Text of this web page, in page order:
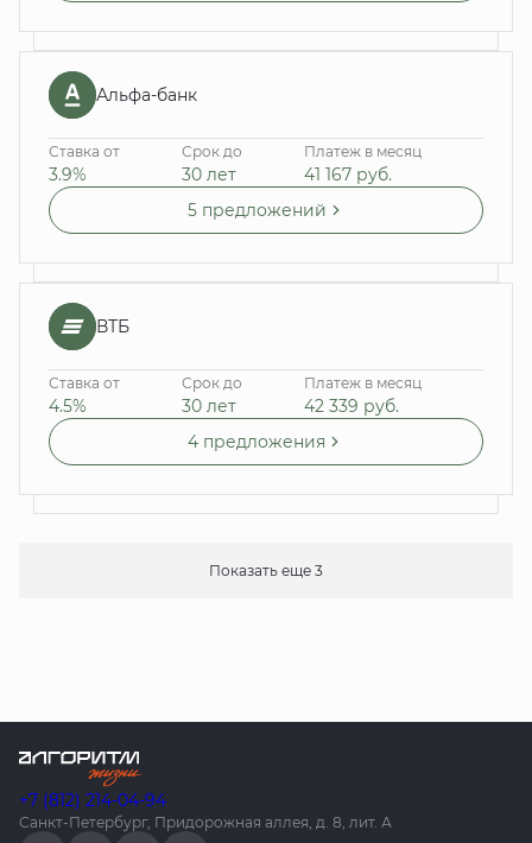
Альфа-банк
Ставка от
3.9%
Срок до
30 лет
Платеж в месяц
41 167 руб.
5 предложений
ВТБ
Ставка от
4.5%
Срок до
30 лет
Платеж в месяц
42 339 руб.
4 предложения
Показать еще 3
+7 (812) 214-04-94
Санкт-Петербург, Придорожная аллея, д. 8, лит. А